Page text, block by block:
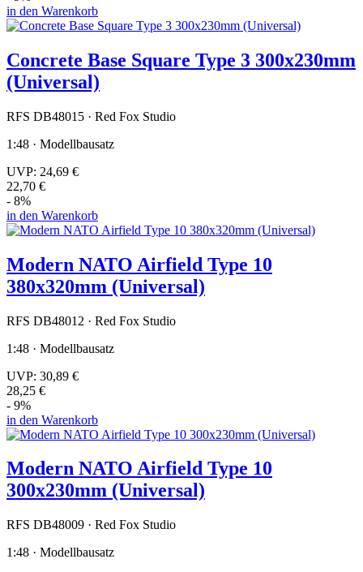
in den Warenkorb
Concrete Base Square Type 3 300x230mm
(Universal)
RFS DB48015 · Red Fox Studio
1:48 · Modellbausatz
UVP: 24,69 €
22,70 €
- 8%
in den Warenkorb
Modern NATO Airfield Type 10
380x320mm (Universal)
RFS DB48012 · Red Fox Studio
1:48 · Modellbausatz
UVP: 30,89 €
28,25 €
- 9%
in den Warenkorb
Modern NATO Airfield Type 10
300x230mm (Universal)
RFS DB48009 · Red Fox Studio
1:48 · Modellbausatz